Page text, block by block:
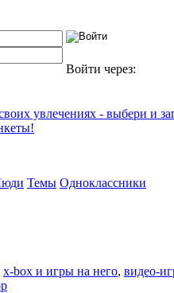
Войти через:
увлечениях - выбери и
Темы Одноклассники
x-box и игры на него, видео-